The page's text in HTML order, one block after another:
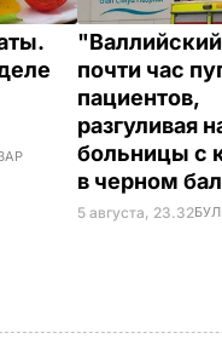
почти час
пациентов,
разгуливая
больницы с
в черном
5 августа, 23.32